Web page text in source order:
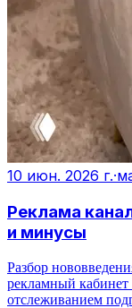
10 июн. 2026 г.·
Реклама
и минусы
Разбор
рекламный
отслеживанием